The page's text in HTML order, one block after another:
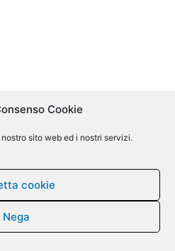
Cookie
sito web ed i nostri servizi.
cookie
Nega